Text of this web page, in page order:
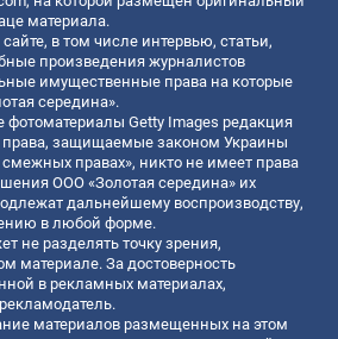
материала.
в том числе интервью, статьи,
произведения журналистов
имущественные права на которые
середина».
фотоматериалы Getty Images редакция
защищаемые законом Украины
смежных правах», никто не имеет права
ООО «Золотая середина» их
дальнейшему воспроизводству,
в любой форме.
не разделять точку зрения,
материале. За достоверность
в рекламных материалах,
материалов размещенных на этом